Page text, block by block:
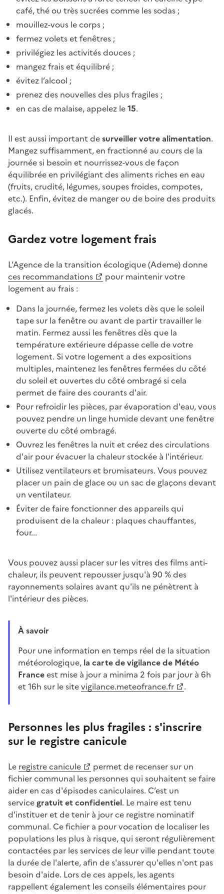
café, thé ou très sucrées comme les sodas ;
mouillez-vous le corps ;
fermez volets et fenêtres ;
privilégiez les activités douces ;
mangez frais et équilibré ;
évitez l’alcool ;
prenez des nouvelles des plus fragiles ;
en cas de malaise, appelez le15.
Il est aussi important desurveiller votre alimentation.
Mangez suffisamment, en fractionné au cours de la
journée si besoin et nourrissez-vous de façon
équilibrée en privilégiant des aliments riches en eau
(fruits, crudité, légumes, soupes froides, compotes,
etc.). Enfin, évitez de manger ou de boire des produits
glacés.
Gardez votre logement frais
L’Agence de la transition écologique (Ademe) donne
ces recommandations
pour maintenir votre
logement au frais :
Dans la journée, fermez les volets dès que le soleil
tape sur la fenêtre ou avant de partir travailler le
matin. Fermez aussi les fenêtres dès que la
température extérieure dépasse celle de votre
logement. Si votre logement a des expositions
multiples, maintenez les fenêtres fermées du côté
du soleil et ouvertes du côté ombragé si cela
permet de faire des courants d'air.
Pour refroidir les pièces, par évaporation d'eau, vous
pouvez pendre un linge humide devant une fenêtre
ouverte du côté ombragé.
Ouvrez les fenêtres la nuit et créez des circulations
d'air pour évacuer la chaleur stockée à l'intérieur.
Utilisez ventilateurs et brumisateurs. Vous pouvez
placer un pain de glace ou un sac de glaçons devant
un ventilateur.
Éviter de faire fonctionner des appareils qui
produisent de la chaleur : plaques chauffantes,
four...
Vous pouvez aussi placer sur les vitres des films anti-
chaleur, ils peuvent repousser jusqu'à 90 % des
rayonnements solaires avant qu'ils ne pénètrent à
l'intérieur des pièces.
À savoir
Pour une information en temps réel de la situation
météorologique, la carte de vigilance de Météo
Franceest mise à jour a minima 2 fois par jour à 6h
et 16h sur le sitevigilance.meteofrance.fr .
Personnes les plus fragiles : s'inscrire
sur le registre canicule
Le registre canicule
permet de recenser sur un
fichier communal les personnes qui souhaitent se faire
aider en cas d'épisodes caniculaires. C’est un
service gratuit et confidentiel. Le maire est tenu
d’instituer et de tenir à jour ce registre nominatif
communal. Ce fichier a pour vocation de localiser les
populations les plus à risque, qui seront régulièrement
contactées par les services de leur ville pendant toute
la durée de l'alerte, afin de s'assurer qu'elles n'ont pas
besoin d'aide. Lors de ces appels, les agents
rappellent également les conseils élémentaires pour